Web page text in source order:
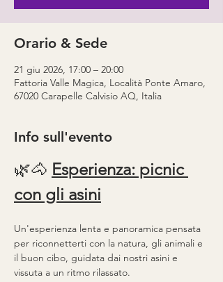
Orario & Sede
21 giu 2026, 17:00 – 20:00
Fattoria Valle Magica, Località Ponte Amaro,
67020 Carapelle Calvisio AQ, Italia
Info sull'evento
🌿🐴 Esperienza: picnic
con gli asini
Un'esperienza lenta e panoramica pensata
per riconnetterti con la natura, gli animali e
il buon cibo, guidata dai nostri asini e
vissuta a un ritmo rilassato.